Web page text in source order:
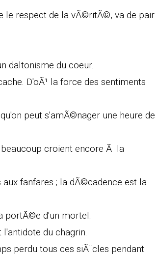
le respect de la vÃ©ritÃ©, va de pair
daltonisme du coeur.
D'oÃ¹ la force des sentiments
peut s'amÃ©nager une heure de
croient encore Ã la
fanfares ; la dÃ©cadence est la
portÃ©e d'un mortel.
du chagrin.
perdu tous ces siÃ¨cles pendant